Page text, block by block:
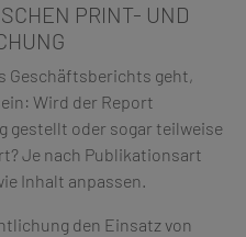
PRINT- UND
Geschäftsberichts geht,
Wird der Report
gestellt oder sogar teilweise
Je nach Publikationsart
Inhalt anpassen.
den Einsatz von